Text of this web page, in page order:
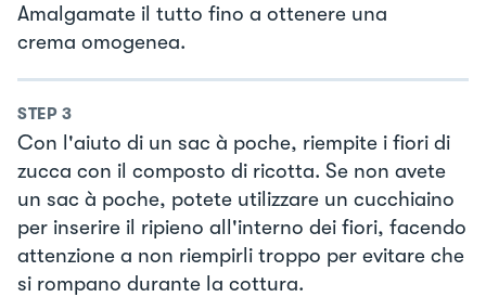
Amalgamate il tutto fino a ottenere una
crema omogenea.
STEP 3
Con l'aiuto di un sac à poche, riempite i fiori di
zucca con il composto di ricotta. Se non avete
un sac à poche, potete utilizzare un cucchiaino
per inserire il ripieno all'interno dei fiori, facendo
attenzione a non riempirli troppo per evitare che
si rompano durante la cottura.